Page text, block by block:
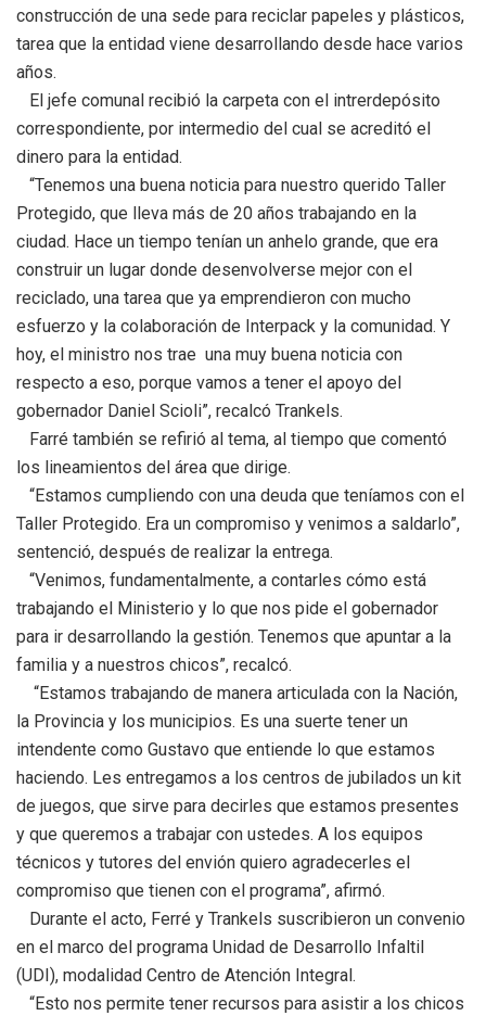
construcción de una sede para reciclar papeles y plásticos,
tarea que la entidad viene desarrollando desde hace varios
años.
El jefe comunal recibió la carpeta con el intrerdepósito
correspondiente, por intermedio del cual se acreditó el
dinero para la entidad.
“Tenemos una buena noticia para nuestro querido Taller
Protegido, que lleva más de 20 años trabajando en la
ciudad. Hace un tiempo tenían un anhelo grande, que era
construir un lugar donde desenvolverse mejor con el
reciclado, una tarea que ya emprendieron con mucho
esfuerzo y la colaboración de Interpack y la comunidad. Y
hoy, el ministro nos trae una muy buena noticia con
respecto a eso, porque vamos a tener el apoyo del
gobernador Daniel Scioli”, recalcó Trankels.
Farré también se refirió al tema, al tiempo que comentó
los lineamientos del área que dirige.
“Estamos cumpliendo con una deuda que teníamos con el
Taller Protegido. Era un compromiso y venimos a saldarlo”,
sentenció, después de realizar la entrega.
“Venimos, fundamentalmente, a contarles cómo está
trabajando el Ministerio y lo que nos pide el gobernador
para ir desarrollando la gestión. Tenemos que apuntar a la
familia y a nuestros chicos”, recalcó.
“Estamos trabajando de manera articulada con la Nación,
la Provincia y los municipios. Es una suerte tener un
intendente como Gustavo que entiende lo que estamos
haciendo. Les entregamos a los centros de jubilados un kit
de juegos, que sirve para decirles que estamos presentes
y que queremos a trabajar con ustedes. A los equipos
técnicos y tutores del envión quiero agradecerles el
compromiso que tienen con el programa”, afirmó.
Durante el acto, Ferré y Trankels suscribieron un convenio
en el marco del programa Unidad de Desarrollo Infaltil
(UDI), modalidad Centro de Atención Integral.
“Esto nos permite tener recursos para asistir a los chicos